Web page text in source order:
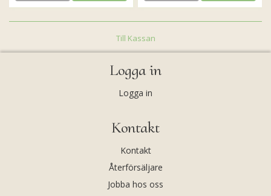
Till Kassan
Logga in
Logga in
Kontakt
Kontakt
Återförsäljare
Jobba hos oss